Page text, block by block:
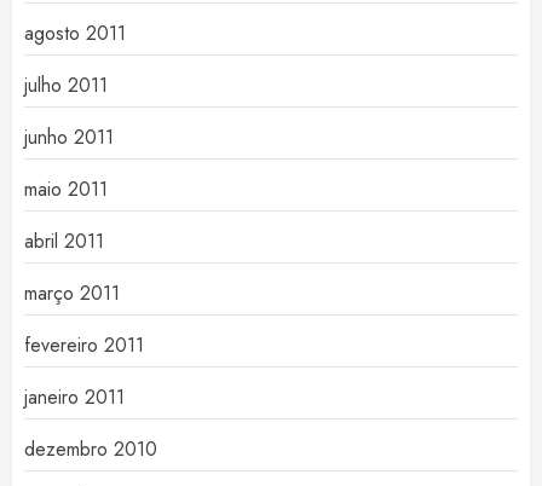
agosto 2011
julho 2011
junho 2011
maio 2011
abril 2011
março 2011
fevereiro 2011
janeiro 2011
dezembro 2010